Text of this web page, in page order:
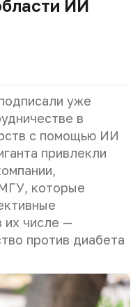
ИИ
уже
в
с помощью ИИ
привлекли
которые
их числе —
против диабета